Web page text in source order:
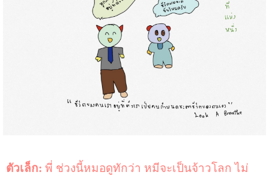
ตัวเล็ก: พี่ ช่วงนี้หมอดูทักว่า หมีจะเป็นจ้าวโลก ไม่